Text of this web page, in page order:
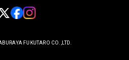
FUKUTARO CO.,LTD.